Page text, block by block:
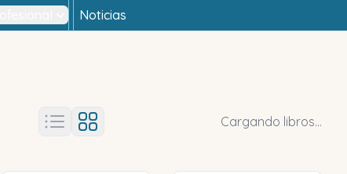
Noticias
Cargando libros...